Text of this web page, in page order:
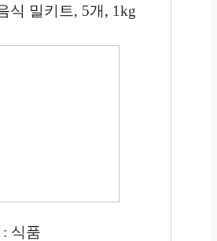
식 밀키트, 5개, 1kg
식품